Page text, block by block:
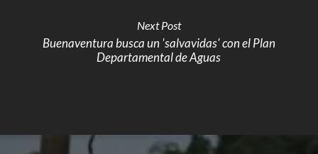
Next Post
Buenaventura busca un 'salvavidas' con el Plan
Departamental de Aguas